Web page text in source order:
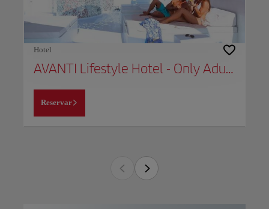
Hotel
AVANTI Lifestyle Hotel - Only Adults
Reservar